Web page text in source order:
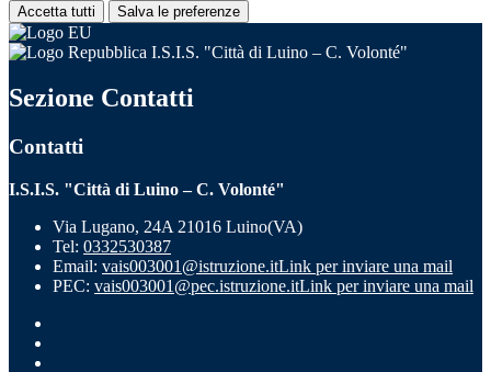
Accetta tutti Salva le preferenze
I.S.I.S. "Città di Luino – C. Volonté"
Sezione Contatti
Contatti
I.S.I.S. "Città di Luino – C. Volonté"
Via Lugano, 24A 21016 Luino(VA)
Tel: 0332530387
Email: vais003001@istruzione.itLink per inviare una mail
PEC: vais003001@pec.istruzione.itLink per inviare una mail